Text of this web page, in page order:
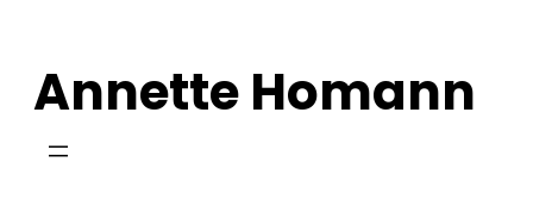
Inhalt
springen
Annette Homann